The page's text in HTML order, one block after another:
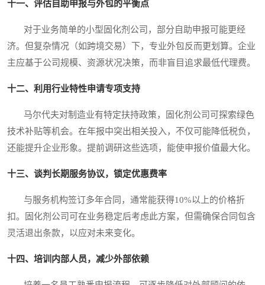
十一、评估自助申报与外包的平衡点
对于业务简单的小型固化剂公司，部分自助申报可能更经
济。但复杂情况（如跨境交易）下，专业外包反而更划算。企业
主应基于公司规模、资源状况决策，而非盲目追求最低代理费。
十二、利用行业特性申请专项支持
马尔代夫对制造业有特定扶持政策，固化剂公司可探索绿色
技术补贴等机会。在年报中突出相关投入，不仅可能降低税负，
还能提升企业形象。提前调研这些选项，能使申报价值最大化。
十三、谈判长期服务协议，锁定优惠费率
与服务机构签订多年合同，通常能获得10%以上的价格折
扣。固化剂公司可在业务稳定后考虑此方案，但需确保合同包含
灵活退出条款，以应对未来变化。
十四、培训内部人员，减少外部依赖